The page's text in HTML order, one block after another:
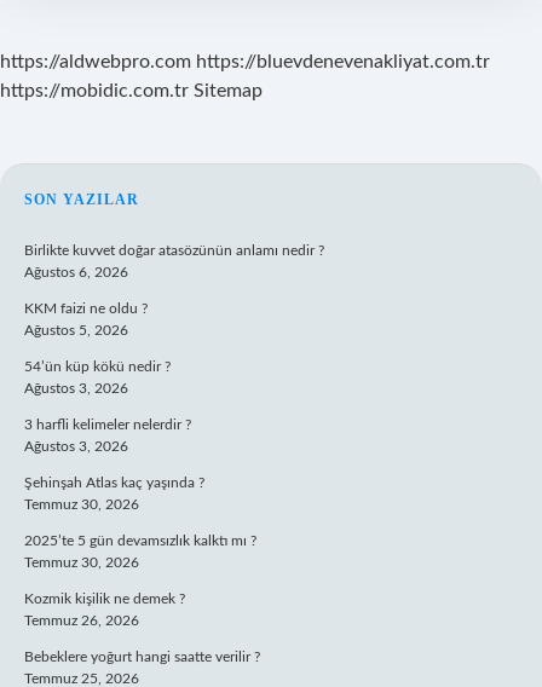
https://aldwebpro.com https://bluevdenevenakliyat.com.tr
https://mobidic.com.tr Sitemap
SIDEBAR
SON YAZILAR
Birlikte kuvvet doğar atasözünün anlamı nedir ?
Ağustos 6, 2026
KKM faizi ne oldu ?
Ağustos 5, 2026
54’ün küp kökü nedir ?
Ağustos 3, 2026
3 harfli kelimeler nelerdir ?
Ağustos 3, 2026
Şehinşah Atlas kaç yaşında ?
Temmuz 30, 2026
2025’te 5 gün devamsızlık kalktı mı ?
Temmuz 30, 2026
Kozmik kişilik ne demek ?
Temmuz 26, 2026
Bebeklere yoğurt hangi saatte verilir ?
Temmuz 25, 2026